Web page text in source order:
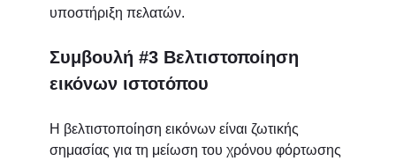
υποστήριξη πελατών.
Συμβουλή #3 Βελτιστοποίηση
εικόνων ιστοτόπου
Η βελτιστοποίηση εικόνων είναι ζωτικής
σημασίας για τη μείωση του χρόνου φόρτωσης